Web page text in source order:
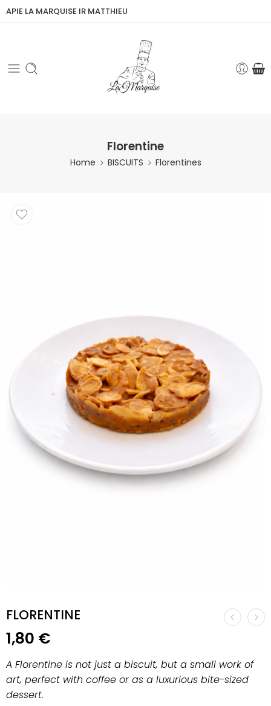
APIE LA MARQUISE IR MATTHIEU
Florentine
Home BISCUITS Florentines
FLORENTINE
1,80 €
A Florentine is not just a biscuit, but a small work of
art, perfect with coffee or as a luxurious bite-sized
dessert.